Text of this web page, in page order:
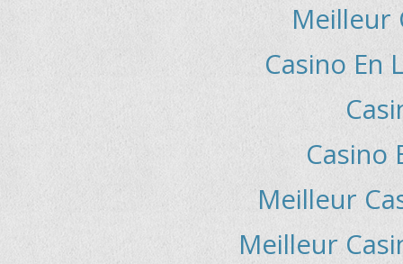
Meilleur
Casino En
Casino
Meilleur
Meilleur